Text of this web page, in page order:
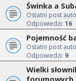
Świnka a
Ostatni post
Odpowiedzi: 16
Pojemność
Ostatni post
Odpowiedzi: 9
Wielki
forumowych